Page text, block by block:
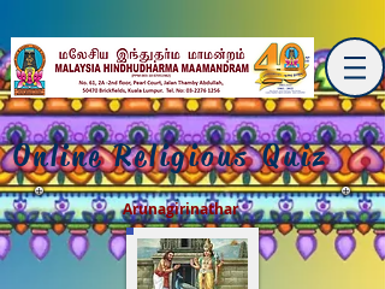
Online Religious Quiz
Arunagirinathar